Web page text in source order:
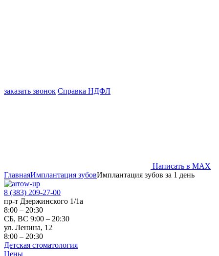
заказать звонок Справка НДФЛ
Написать в MAX
ГлавнаяИмплантация зубовИмплантация зубов за 1 день
8 (383) 209-27-00
пр-т Дзержинского 1/1а
8:00 – 20:30
СБ, ВС 9:00 – 20:30
ул. Ленина, 12
8:00 – 20:30
Детская стоматология
Цены